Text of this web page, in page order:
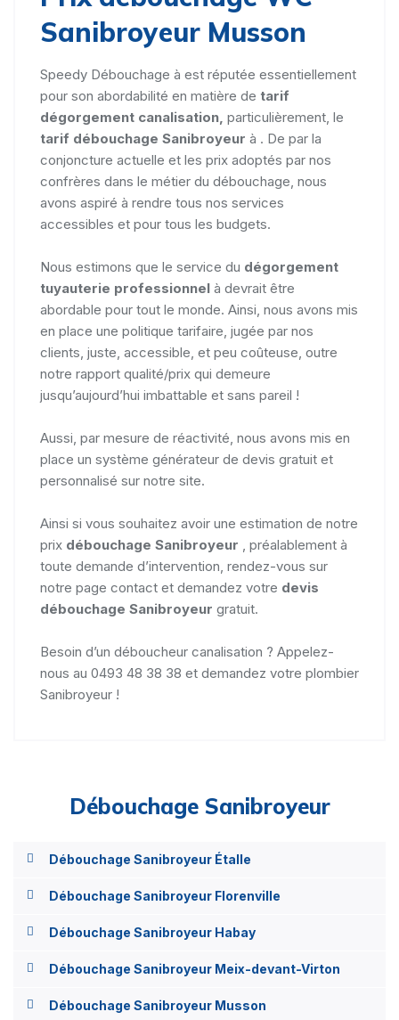
Sanibroyeur Musson
Speedy Débouchage à est réputée essentiellement
pour son abordabilité en matière de tarif
dégorgement canalisation, particulièrement, le
tarif débouchage Sanibroyeur à . De par la
conjoncture actuelle et les prix adoptés par nos
confrères dans le métier du débouchage, nous
avons aspiré à rendre tous nos services
accessibles et pour tous les budgets.
Nous estimons que le service du dégorgement
tuyauterie professionnel à devrait être
abordable pour tout le monde. Ainsi, nous avons mis
en place une politique tarifaire, jugée par nos
clients, juste, accessible, et peu coûteuse, outre
notre rapport qualité/prix qui demeure
jusqu’aujourd’hui imbattable et sans pareil !
Aussi, par mesure de réactivité, nous avons mis en
place un système générateur de devis gratuit et
personnalisé sur notre site.
Ainsi si vous souhaitez avoir une estimation de notre
prix débouchage Sanibroyeur
, préalablement à
toute demande d’intervention, rendez-vous sur
notre page contact et demandez votre devis
débouchage Sanibroyeur gratuit.
Besoin d’un déboucheur canalisation ? Appelez-
nous au 0493 48 38 38 et demandez votre plombier
Sanibroyeur !
Débouchage Sanibroyeur
Débouchage Sanibroyeur Étalle
Débouchage Sanibroyeur Florenville
Débouchage Sanibroyeur Habay
Débouchage Sanibroyeur Meix-devant-Virton
Débouchage Sanibroyeur Musson